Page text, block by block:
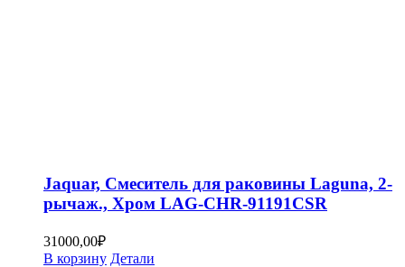
Jaquar, Смеситель для раковины Laguna, 2-
рычаж., Хром LAG-CHR-91191CSR
31000,00₽
В корзину Детали